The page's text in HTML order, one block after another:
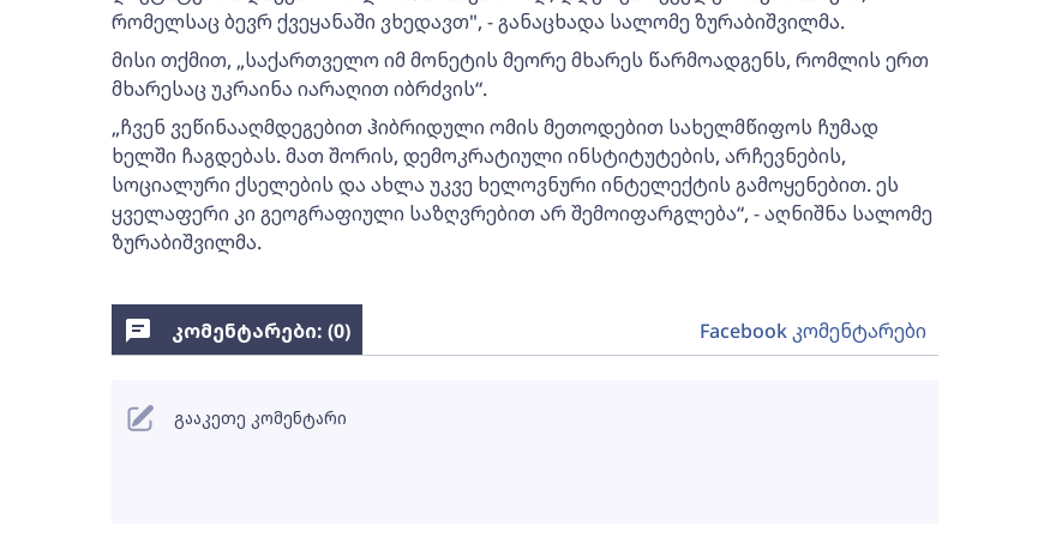
რომელსაც ბევრ ქვეყანაში ვხედავთ", - განაცხადა სალომე ზურაბიშვილმა.
მისი თქმით, „საქართველო იმ მონეტის მეორე მხარეს წარმოადგენს, რომლის ერთ
მხარესაც უკრაინა იარაღით იბრძვის“.
„ჩვენ ვეწინააღმდეგებით ჰიბრიდული ომის მეთოდებით სახელმწიფოს ჩუმად
ხელში ჩაგდებას. მათ შორის, დემოკრატიული ინსტიტუტების, არჩევნების,
სოციალური ქსელების და ახლა უკვე ხელოვნური ინტელექტის გამოყენებით. ეს
ყველაფერი კი გეოგრაფიული საზღვრებით არ შემოიფარგლება“, - აღნიშნა სალომე
ზურაბიშვილმა.
კომენტარები: (0) Facebook კომენტარები
გააკეთე კომენტარი